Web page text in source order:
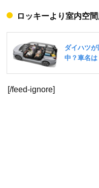
ロッキーより室内空
[/feed-ignore]